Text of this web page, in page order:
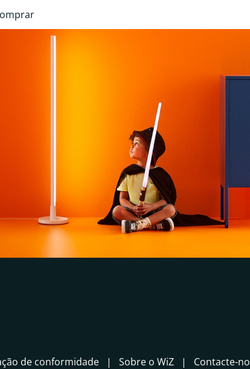
de conformidade Sobre o WiZ Contacte-